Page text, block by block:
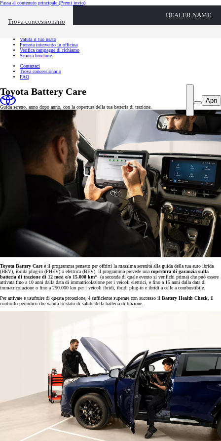
Passa al contenuto principale (Premi invio)
Trova concessionario
DEALER NAME
Link utili Chiudi overlay
Valuta il tuo usato
Prenota intervento in officina
Verifica campagne di richiamo
Scarica brochure
Contattaci
Trova concessionario
FAQ
Apri
Toyota Battery Care
Guida sereno, anno dopo anno, con la copertura della tua batteria di trazione.
Toyota Battery Careè il programma pensato per offrirti la massima serenità alla guida della tua auto ibrida
(HEV), ibrida plug-in (PHEV) o elettrica (BEV). Il programma prevede una copertura di garanzia sulla
batteria di trazione di 12 mesi e/o 15.000 km* (a seconda di quale evento si verifichi prima) che può essere
attivata fino a 10 anni dalla data di immatricolazione per i veicoli elettrici, e fino a 15 anni dalla data di
immatricolazione o fino a 250.000 km per i veicoli ibridi, ibridi plug-in e ibridi a celle a combustibile.
Per attivare e usufruire di questa protezione, è sufficiente superare con successo il Battery Health Check , il
controllo periodico che valuta lo stato di salute della batteria di trazione.